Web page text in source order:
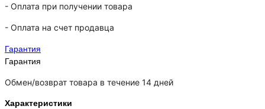
- Оплата при получении товара
- Оплата на счет продавца
Гарантия
Гарантия
Обмен/возврат товара в течение 14 дней
Характеристики